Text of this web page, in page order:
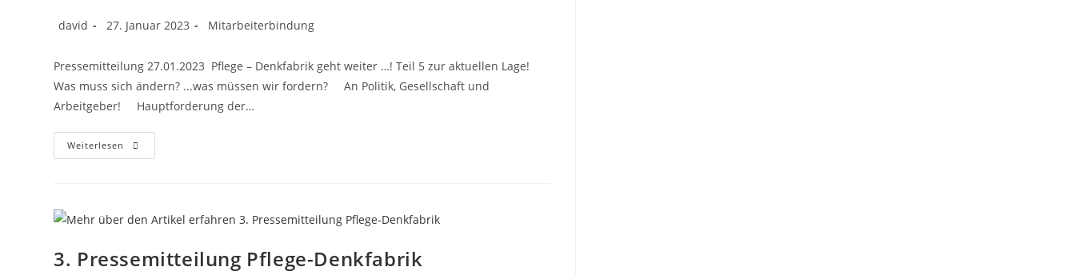
david 27. Januar 2023 Mitarbeiterbindung
Pressemitteilung 27.01.2023 Pflege – Denkfabrik geht weiter …! Teil 5 zur aktuellen Lage!
Was muss sich ändern? ...was müssen wir fordern? An Politik, Gesellschaft und
Arbeitgeber! Hauptforderung der…
Weiterlesen
3. Pressemitteilung Pflege-Denkfabrik